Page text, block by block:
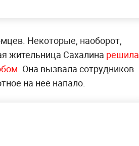
Некоторые, наоборот,
жительница Сахалина решила
. Она вызвала сотрудников
на неё напало.